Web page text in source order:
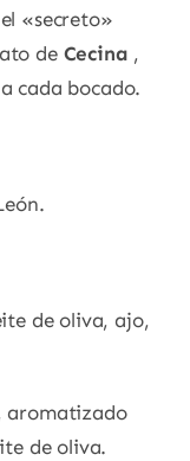
«secreto»
de Cecina ,
cada bocado.
de oliva, ajo,
aromatizado
de oliva.